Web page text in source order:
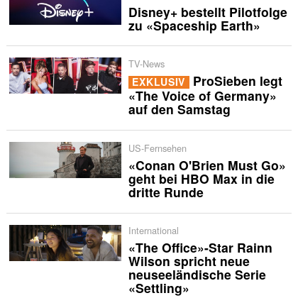
Disney+ bestellt Pilotfolge
zu «Spaceship Earth»
TV-News
EXKLUSIV ProSieben legt
«The Voice of Germany»
auf den Samstag
US-Fernsehen
«Conan O'Brien Must Go»
geht bei HBO Max in die
dritte Runde
International
«The Office»-Star Rainn
Wilson spricht neue
neuseeländische Serie
«Settling»